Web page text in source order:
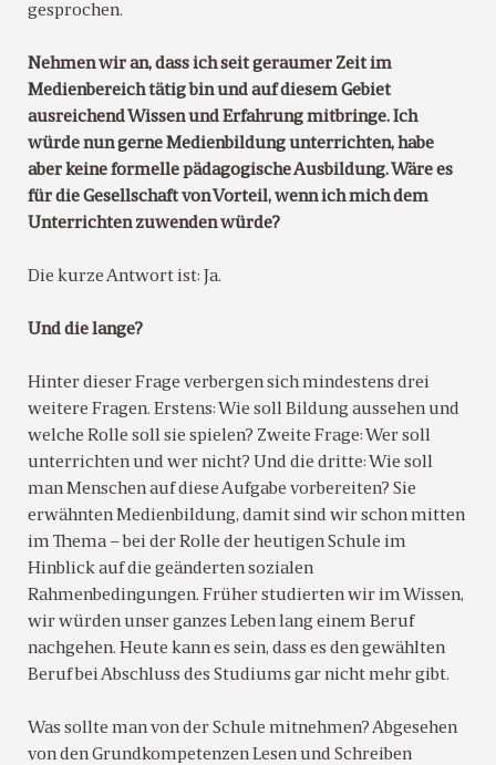
gesprochen.
Nehmen wir an, dass ich seit geraumer Zeit im
Medienbereich tätig bin und auf diesem Gebiet
ausreichend Wissen und Erfahrung mitbringe. Ich
würde nun gerne Medienbildung unterrichten, habe
aber keine formelle pädagogische Ausbildung. Wäre es
für die Gesellschaft von Vorteil, wenn ich mich dem
Unterrichten zuwenden würde?
Die kurze Antwort ist: Ja.
Und die lange?
Hinter dieser Frage verbergen sich mindestens drei
weitere Fragen. Erstens: Wie soll Bildung aussehen und
welche Rolle soll sie spielen? Zweite Frage: Wer soll
unterrichten und wer nicht? Und die dritte: Wie soll
man Menschen auf diese Aufgabe vorbereiten? Sie
erwähnten Medienbildung, damit sind wir schon mitten
im Thema – bei der Rolle der heutigen Schule im
Hinblick auf die geänderten sozialen
Rahmenbedingungen. Früher studierten wir im Wissen,
wir würden unser ganzes Leben lang einem Beruf
nachgehen. Heute kann es sein, dass es den gewählten
Beruf bei Abschluss des Studiums gar nicht mehr gibt.
Was sollte man von der Schule mitnehmen? Abgesehen
von den Grundkompetenzen Lesen und Schreiben